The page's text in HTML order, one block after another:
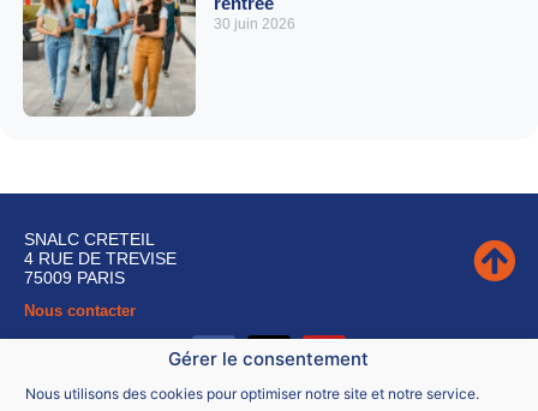
Gérer le consentement
Nous utilisons des cookies pour optimiser notre site et notre service.
30 juin 2026
SNALC CRETEIL
4 RUE DE TREVISE
75009 PARIS
Nous contacter